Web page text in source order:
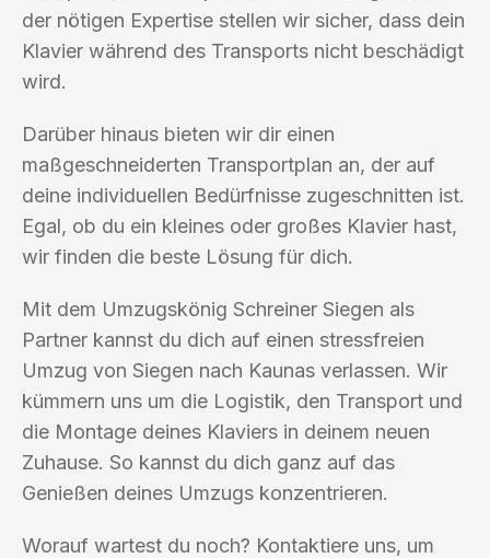
der nötigen Expertise stellen wir sicher, dass dein
Klavier während des Transports nicht beschädigt
wird.
Darüber hinaus bieten wir dir einen
maßgeschneiderten Transportplan an, der auf
deine individuellen Bedürfnisse zugeschnitten ist.
Egal, ob du ein kleines oder großes Klavier hast,
wir finden die beste Lösung für dich.
Mit dem Umzugskönig Schreiner Siegen als
Partner kannst du dich auf einen stressfreien
Umzug von Siegen nach Kaunas verlassen. Wir
kümmern uns um die Logistik, den Transport und
die Montage deines Klaviers in deinem neuen
Zuhause. So kannst du dich ganz auf das
Genießen deines Umzugs konzentrieren.
Worauf wartest du noch? Kontaktiere uns, um